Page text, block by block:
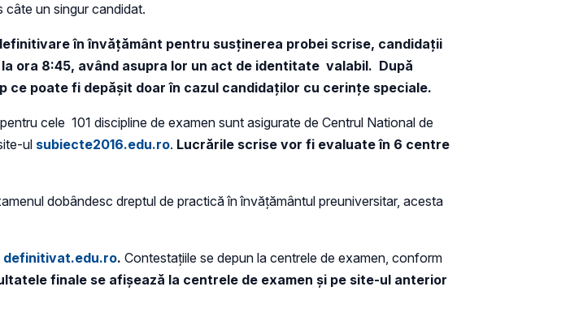
câte un singur candidat.
în învăţământ pentru susţinerea probei scrise, candidaţii
ora 8:45, având asupra lor un act de identitate valabil. După
poate fi depăşit doar în cazul candidaţilor cu cerinţe speciale.
cele 101 discipline de examen sunt asigurate de Centrul National de
ul subiecte2016.edu.ro. Lucrările scrise vor fi evaluate în 6 centre
dobândesc dreptul de practică în învăţământul preuniversitar, acesta
definitivat.edu.ro. Contestaţiile se depun la centrele de examen, conform
finale se afişează la centrele de examen şi pe site-ul anterior